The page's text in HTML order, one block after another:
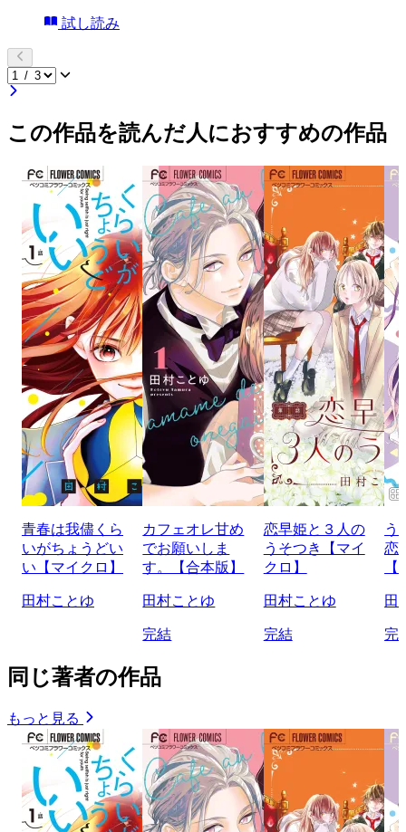
試し読み
この作品を読んだ人におすすめの作品
青春は我儘くら
いがちょうどい
い【マイクロ】
田村ことゆ
カフェオレ甘め
でお願いしま
す。【合本版】
田村ことゆ
完結
恋早姫と３人の
うそつき【マイ
クロ】
田村ことゆ
完結
う
恋
田
完
同じ著者の作品
もっと見る